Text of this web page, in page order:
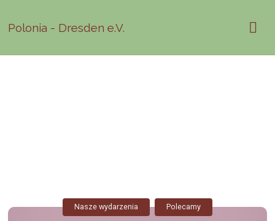
Polonia - Dresden e.V.
Nasze wydarzenia Polecamy